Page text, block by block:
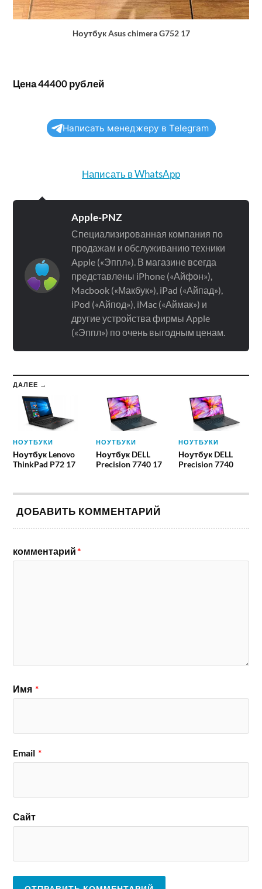
Ноутбук Asus chimera G752 17
Цена 44400 рублей
Написать менеджеру в Telegram
Написать в WhatsApp
Apple-PNZ
Специализированная компания по
продажам и обслуживанию техники
Apple («Эппл»). В магазине всегда
представлены iPhone («Айфон»),
Macbook («Макбук»), iPad («Айпад»),
iPod («Айпод»), iMac («Аймак») и
другие устройства фирмы Apple
(«Эппл») по очень выгодным ценам.
ДАЛЕЕ →
НОУТБУКИ
Ноутбук Lenovo
ThinkPad P72 17
НОУТБУКИ
Ноутбук DELL
Precision 7740 17
НОУТБУКИ
Ноутбук DELL
Precision 7740
ДОБАВИТЬ КОММЕНТАРИЙ
комментарий*
Имя *
Email *
Сайт